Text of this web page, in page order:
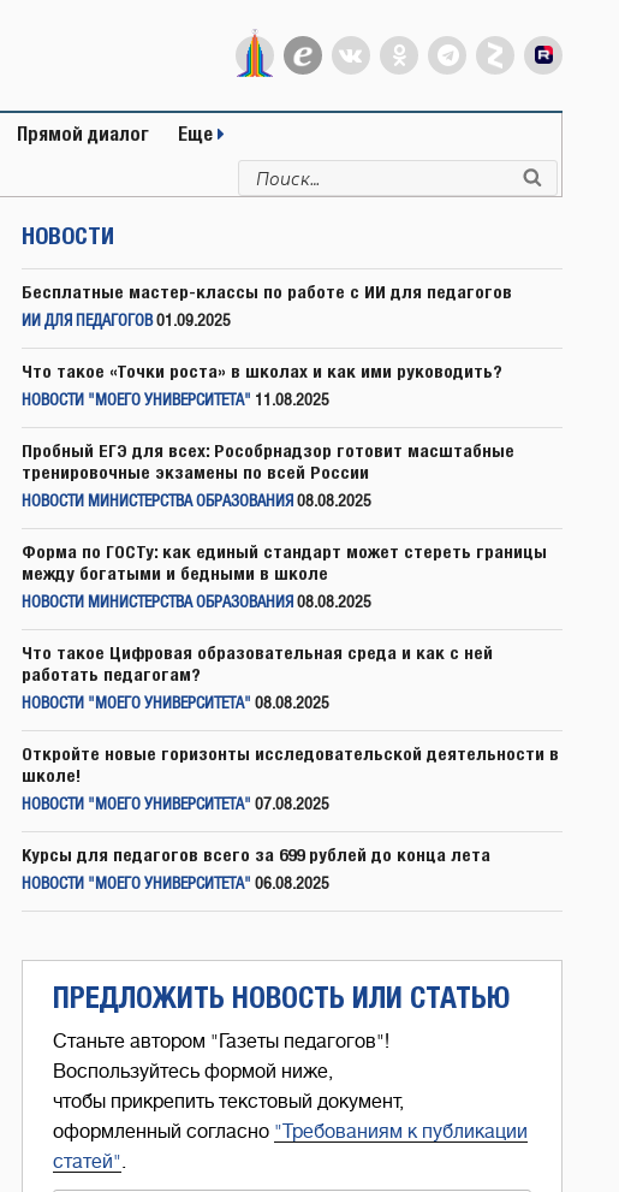
Прямой диалог Еще
Искать:
НОВОСТИ
Бесплатные мастер-классы по работе с ИИ для педагогов
ИИ ДЛЯ ПЕДАГОГОВ 01.09.2025
Что такое «Точки роста» в школах и как ими руководить?
НОВОСТИ "МОЕГО УНИВЕРСИТЕТА" 11.08.2025
Пробный ЕГЭ для всех: Рособрнадзор готовит масштабные
тренировочные экзамены по всей России
НОВОСТИ МИНИСТЕРСТВА ОБРАЗОВАНИЯ 08.08.2025
Форма по ГОСТу: как единый стандарт может стереть границы
между богатыми и бедными в школе
НОВОСТИ МИНИСТЕРСТВА ОБРАЗОВАНИЯ 08.08.2025
Что такое Цифровая образовательная среда и как с ней
работать педагогам?
НОВОСТИ "МОЕГО УНИВЕРСИТЕТА" 08.08.2025
Откройте новые горизонты исследовательской деятельности в
школе!
НОВОСТИ "МОЕГО УНИВЕРСИТЕТА" 07.08.2025
Курсы для педагогов всего за 699 рублей до конца лета
НОВОСТИ "МОЕГО УНИВЕРСИТЕТА" 06.08.2025
ПРЕДЛОЖИТЬ НОВОСТЬ ИЛИ СТАТЬЮ
Станьте автором "Газеты педагогов"!
Воспользуйтесь формой ниже,
чтобы прикрепить текстовый документ,
оформленный согласно "Требованиям к публикации
статей".